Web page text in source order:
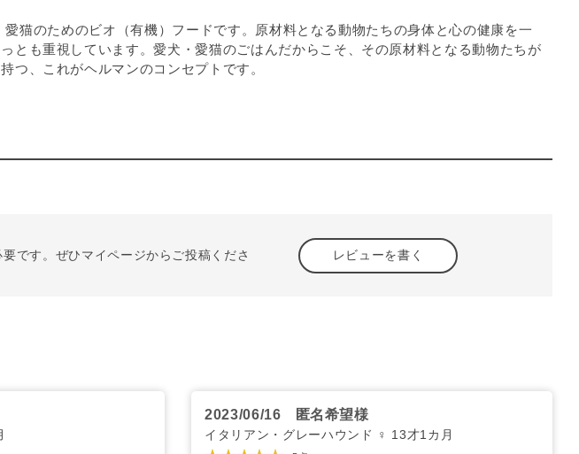
猫のためのビオ（有機）フードです。原材料となる動物たちの身体と心の健康を一
とも重視しています。愛犬・愛猫のごはんだからこそ、その原材料となる動物たちが
つ、これがヘルマンのコンセプトです。
です。ぜひマイページからご投稿くださ
レビューを書く
2023/06/16 匿名希望様
イタリアン・グレーハウンド ♀ 13才1カ月